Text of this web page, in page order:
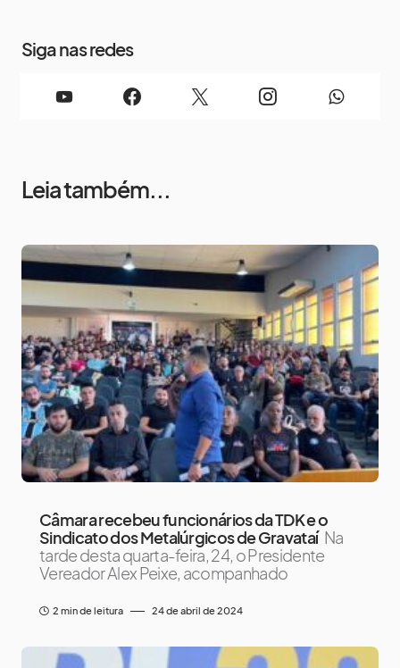
Siga nas redes
Leia também...
Câmara recebeu funcionários da TDK e o
Sindicato dos Metalúrgicos de Gravataí Na
tarde desta quarta-feira, 24, o Presidente
Vereador Alex Peixe, acompanhado
2 min de leitura 24 de abril de 2024